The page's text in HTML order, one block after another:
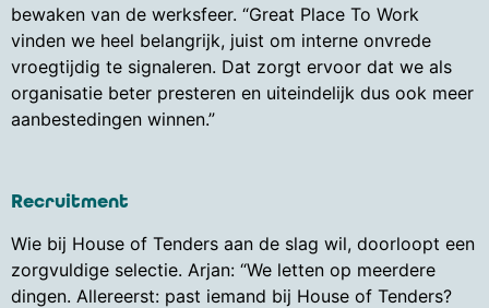
bewaken van de werksfeer. “Great Place To Work
vinden we heel belangrijk, juist om interne onvrede
vroegtijdig te signaleren. Dat zorgt ervoor dat we als
organisatie beter presteren en uiteindelijk dus ook meer
aanbestedingen winnen.”
Recruitment
Wie bij House of Tenders aan de slag wil, doorloopt een
zorgvuldige selectie. Arjan: “We letten op meerdere
dingen. Allereerst: past iemand bij House of Tenders?